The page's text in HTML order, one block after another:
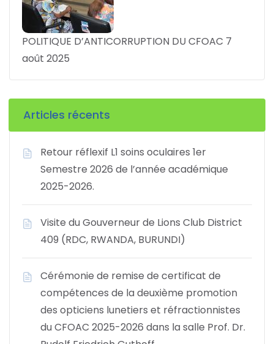
POLITIQUE D’ANTICORRUPTION DU CFOAC 7
août 2025
Articles récents
Retour réflexif L1 soins oculaires 1er
Semestre 2026 de l’année académique
2025-2026.
Visite du Gouverneur de Lions Club District
409 (RDC, RWANDA, BURUNDI)
Cérémonie de remise de certificat de
compétences de la deuxième promotion
des opticiens lunetiers et réfractionnistes
du CFOAC 2025-2026 dans la salle Prof. Dr.